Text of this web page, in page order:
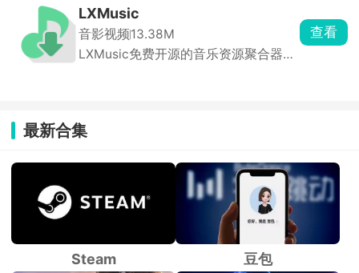
整合全网音乐平台资源，涵盖热门新
歌、经典老歌、独立音乐人作品等。基
于用户听歌历史和偏好，智能推荐相似
歌曲和歌单。支持导入其他音乐平台歌
LXMusic
音影视频13.38M
LXMusic免费开源的音乐资源聚合器，
接，还能直接同步过来免费听。
查看
最新合集
Steam 豆包